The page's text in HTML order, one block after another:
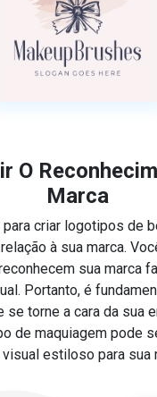
O
Marca
para criar logotipos de
à sua marca.
sua marca
Portanto, é
se torne a cara da sua
de maquiagem pode
estiloso para sua